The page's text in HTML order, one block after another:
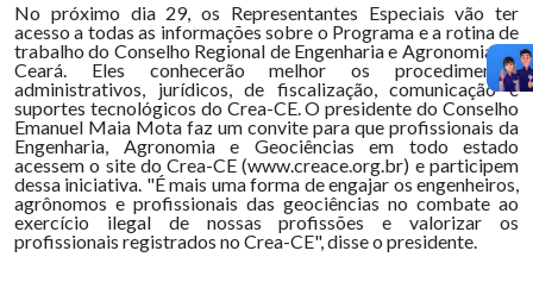
No próximo dia 29, os Representantes Especiais vão ter
acesso a todas as informações sobre o Programa e a rotina de
trabalho do Conselho Regional de Engenharia e Agronomia do
Ceará. Eles conhecerão melhor os procedimentos
administrativos, jurídicos, de fiscalização, comunicação e
suportes tecnológicos do Crea-CE. O presidente do Conselho
Emanuel Maia Mota faz um convite para que profissionais da
Engenharia, Agronomia e Geociências em todo estado
acessem o site do Crea-CE (www.creace.org.br) e participem
dessa iniciativa. "É mais uma forma de engajar os engenheiros,
agrônomos e profissionais das geociências no combate ao
exercício ilegal de nossas profissões e valorizar os
profissionais registrados no Crea-CE", disse o presidente.